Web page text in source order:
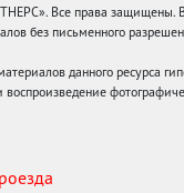
Все права защищены.
без письменного
данного ресурса